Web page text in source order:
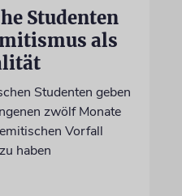
Studenten
als
Studenten geben
zwölf Monate
Vorfall
haben